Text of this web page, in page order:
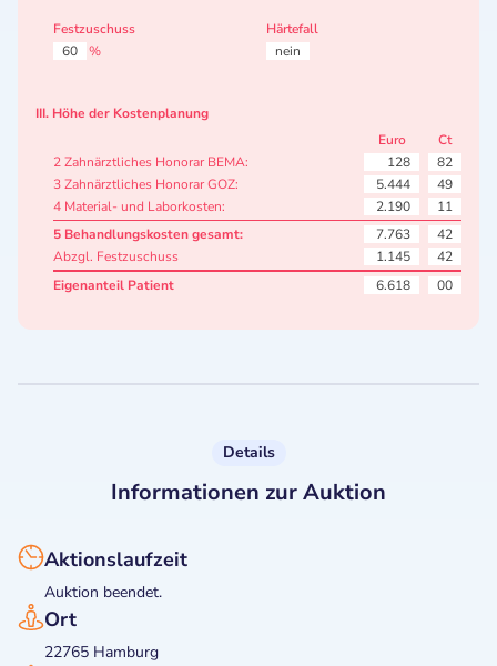
Festzuschuss
60
%
Härtefall
nein
III. Höhe der Kostenplanung
Euro
Ct
2 Zahnärztliches Honorar BEMA:
128
82
3 Zahnärztliches Honorar GOZ:
5.444
49
4 Material- und Laborkosten:
2.190
11
5 Behandlungskosten gesamt:
7.763
42
Abzgl. Festzuschuss
1.145
42
Eigenanteil Patient
6.618 00
Details
Informationen zur Auktion
Aktionslaufzeit
Auktion beendet.
Ort
22765 Hamburg